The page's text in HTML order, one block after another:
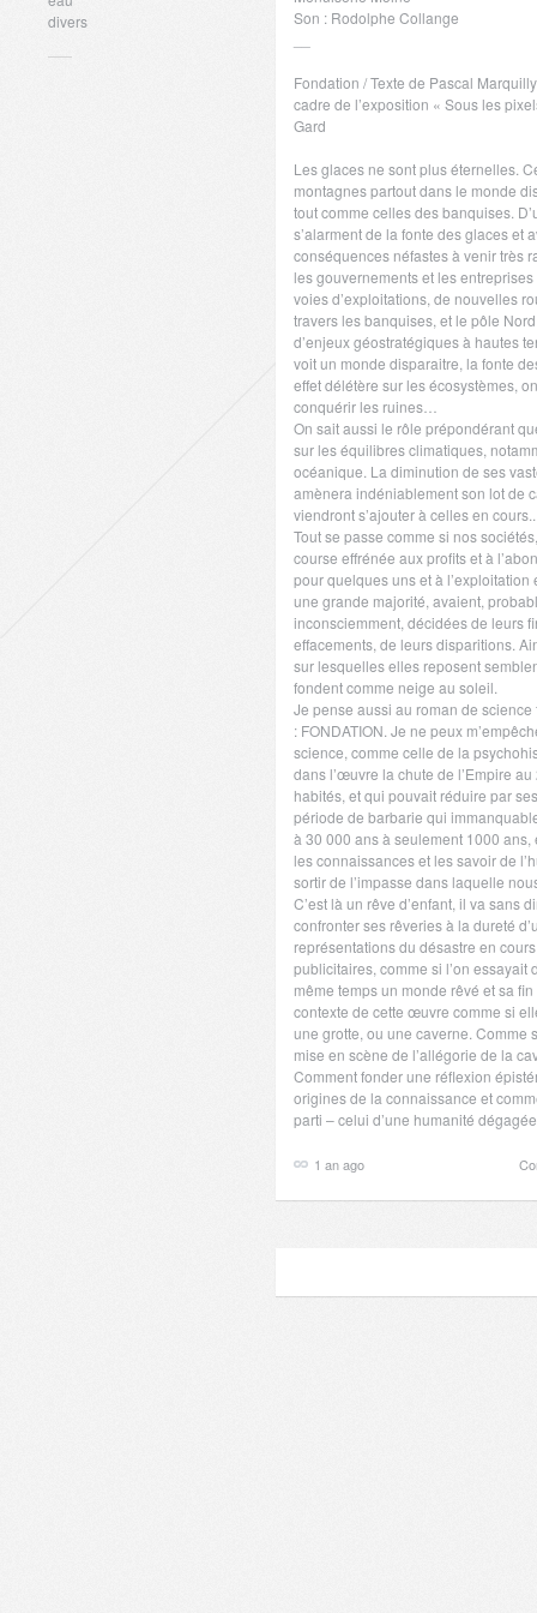
divers
Son : Rodolphe Collange
Fondation / Texte de Pascal
cadre de l’exposition « Sous les
Gard
Les glaces ne sont plus éternelles.
montagnes partout dans le monde
tout comme celles des banquises.
s’alarment de la fonte des glaces et
conséquences néfastes à venir très
les gouvernements et les
voies d’exploitations, de nouvelles
travers les banquises, et le pôle
d’enjeux géostratégiques à hautes
voit un monde disparaitre, la fonte
effet délétère sur les écosystèmes,
conquérir les ruines…
On sait aussi le rôle prépondérant
sur les équilibres climatiques,
océanique. La diminution de ses
amènera indéniablement son lot de
viendront s’ajouter à celles en cours..
Tout se passe comme si nos
course effrénée aux profits et à
pour quelques uns et à l’exploitation
une grande majorité, avaient,
inconsciemment, décidées de leurs
effacements, de leurs disparitions.
sur lesquelles elles reposent
fondent comme neige au soleil.
Je pense aussi au roman de
: FONDATION. Je ne peux
science, comme celle de la
dans l’œuvre la chute de l’Empire
habités, et qui pouvait réduire par
période de barbarie qui
à 30 000 ans à seulement 1000
les connaissances et les savoir de
sortir de l’impasse dans laquelle
C’est là un rêve d’enfant, il va sans
confronter ses rêveries à la dureté
représentations du désastre en
publicitaires, comme si l’on essayait
même temps un monde rêvé et sa
contexte de cette œuvre comme si
une grotte, ou une caverne. Comme
mise en scène de l’allégorie de la
Comment fonder une réflexion
origines de la connaissance et
parti – celui d’une humanité
1 an ago